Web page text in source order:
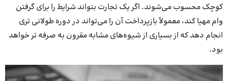
کوچک محسوب می‌شوند. اگر یک تجارت بتواند شرایط را برای گرفتن
وام مهیا کند، معمولاً بازپرداخت آن را می‌تواند در دوره طولانی تری
انجام دهد که از بسیاری از شیوه‌های مشابه مقرون به صرفه تر خواهد
بود.